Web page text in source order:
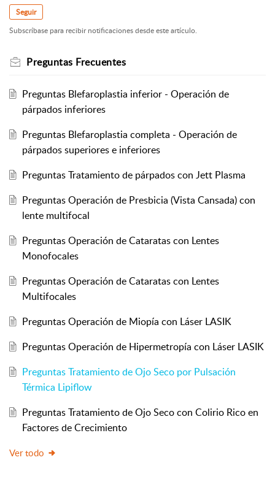
Seguir
Subscríbase para recibir notificaciones desde este artículo.
Preguntas Frecuentes
Preguntas Blefaroplastia inferior - Operación de
párpados inferiores
Preguntas Blefaroplastia completa - Operación de
párpados superiores e inferiores
Preguntas Tratamiento de párpados con Jett Plasma
Preguntas Operación de Presbicia (Vista Cansada) con
lente multifocal
Preguntas Operación de Cataratas con Lentes
Monofocales
Preguntas Operación de Cataratas con Lentes
Multifocales
Preguntas Operación de Miopía con Láser LASIK
Preguntas Operación de Hipermetropía con Láser LASIK
Preguntas Tratamiento de Ojo Seco por Pulsación
Térmica Lipiflow
Preguntas Tratamiento de Ojo Seco con Colirio Rico en
Factores de Crecimiento
Ver todo